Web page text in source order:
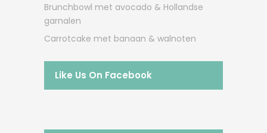
Brunchbowl met avocado & Hollandse
garnalen
Carrotcake met banaan & walnoten
Like Us On Facebook